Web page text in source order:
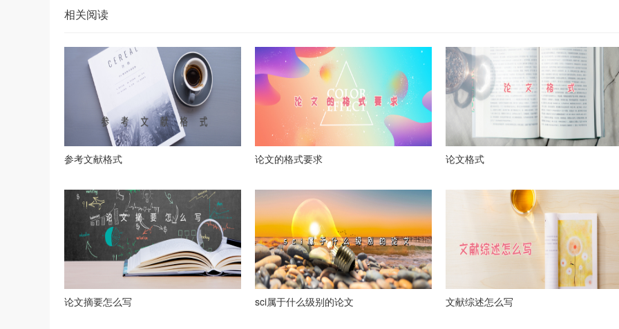
相关阅读
参考文献格式 论文的格式要求 论文格式
论文摘要怎么写 sci属于什么级别的论文 文献综述怎么写